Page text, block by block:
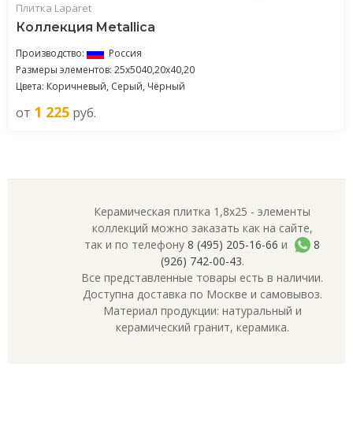
Плитка Laparet
Коллекция Metallica
Производство:
Россия
Размеры элементов: 25x5040,20x40,20
Цвета: Коричневый, Серый, Чёрный
от 1 225 руб.
Керамическая плитка 1,8x25 - элементы
коллекций можно заказать как на сайте,
так и по телефону 8 (495) 205-16-66 и
8
(926) 742-00-43.
Все представленные товары есть в наличии.
Доступна доставка по Москве и самовывоз.
Материал продукции: натуральный и
керамический гранит, керамика.